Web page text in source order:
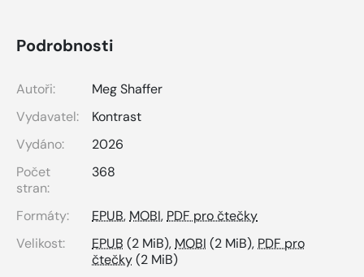
Podrobnosti
Autoři:
Meg Shaffer
Vydavatel:
Kontrast
Vydáno:
2026
Počet
stran:
368
Formáty: EPUB, MOBI, PDF pro čtečky
Velikost:
EPUB (2 MiB), MOBI (2 MiB), PDF pro
čtečky(2 MiB)